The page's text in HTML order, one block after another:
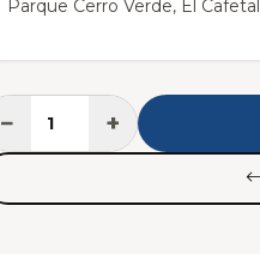
Parque Cerro Verde, El Cafetal
− +